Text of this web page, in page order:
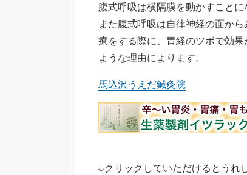
腹式呼吸は横隔膜を動かすこと
また腹式呼吸は自律神経の面か
療をする際に、胃経のツボで効
ような理由によります。
馬込沢うえだ鍼灸院
↓クリックしていただけるとうれ